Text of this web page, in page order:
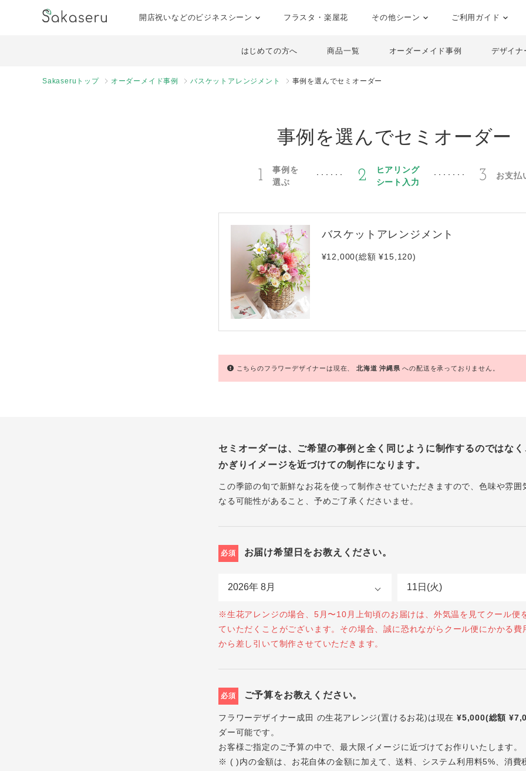
開店祝いなどのビジネスシーン フラスタ・楽屋花 その他シーン ご利用ガイド
はじめての方へ 商品一覧 オーダーメイド事例 デザイナ
Sakaseruトップ オーダーメイド事例 バスケットアレンジメント 事例を選んでセミオーダー
事例を選んでセミオーダー
1
事例を
選ぶ
2
ヒアリング
シート入力
3 お支払
バスケットアレンジメント
¥12,000(総額 ¥15,120)
こちらのフラワーデザイナーは現在、北海道沖縄県への配送を承っておりません。
セミオーダーは、ご希望の事例と全く同じように制作するのではな
かぎりイメージを近づけての制作になります。
この季節の旬で新鮮なお花を使って制作させていただきますので、色味や雰囲
なる可能性があること、予めご了承くださいませ。
必須 お届け希望日をお教えください。
※生花アレンジの場合、5月〜10月上旬頃のお届けは、外気温を見てクール便
ていただくことがございます。その場合、誠に恐れながらクール便にかかる費
から差し引いて制作させていただきます。
必須 ご予算をお教えください。
フラワーデザイナー成田 の生花アレンジ(置けるお花)は現在 ¥5,000(総額
ダー可能です。
お客様ご指定のご予算の中で、最大限イメージに近づけてお作りいたします。
※ ( )内の金額は、お花自体の金額に加えて、送料、システム利用料5%、消費